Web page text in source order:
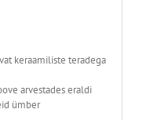
keraamiliste teradega
arvestades eraldi
ümber